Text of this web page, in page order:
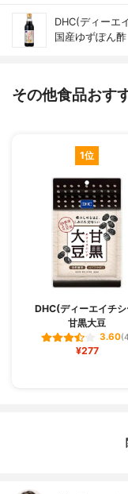
DHC(ディーエ
国産ゆずぽん酢
その他食品おす
1位
DHC(ディーエイチ
甘黒大豆
3.60
¥277